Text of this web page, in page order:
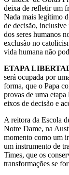
deixa de refletir um
Nada mais legítimo
de decisão,
dos seres humanos
exclusão no
vida humana não
ETAPA
será ocupada por
forma, que o Papa
provas de uma
eixos de decisão e
A reitora da Escola
Notre Dame, na
momento como um
um instrumento de
Times, que os
transformações se